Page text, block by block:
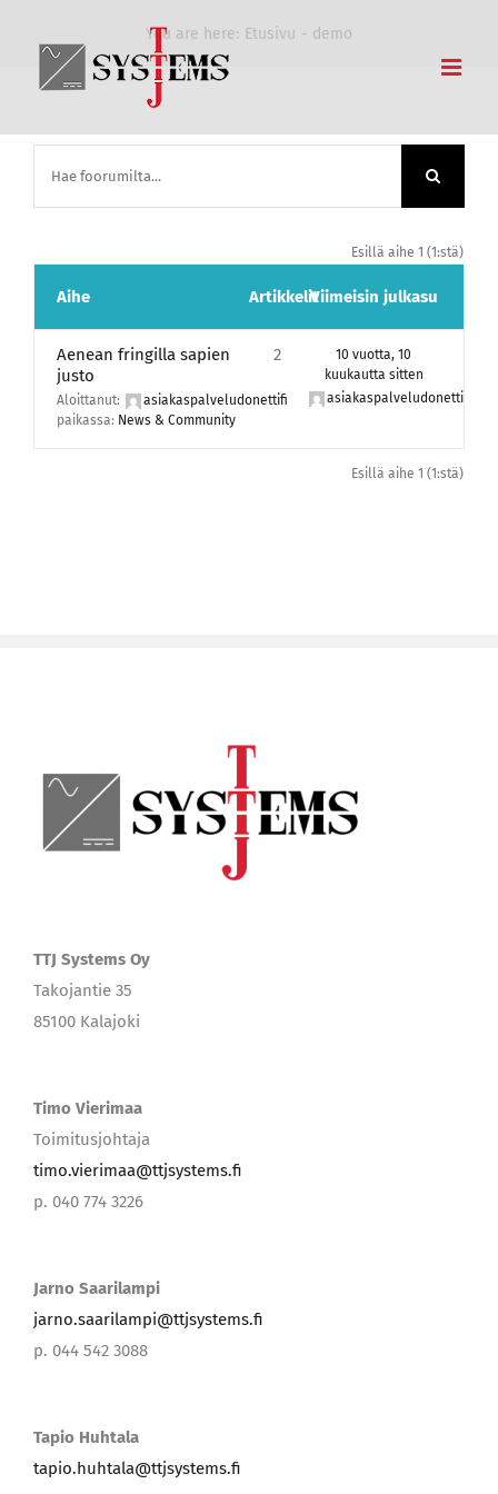
content
You are here: Etusivu demo
Esillä aihe 1 (1:stä)
Aihe ArtikkelitViimeisin julkasu
Aenean fringilla sapien
justo
Aloittanut:
asiakaspalveludonettifi
paikassa: News & Community
2
10 vuotta, 10
kuukautta sitten
asiakaspalveludonettifi
Esillä aihe 1 (1:stä)
TTJ Systems Oy
Takojantie 35
85100 Kalajoki
Timo Vierimaa
Toimitusjohtaja
timo.vierimaa@ttjsystems.fi
p. 040 774 3226
Jarno Saarilampi
jarno.saarilampi@ttjsystems.fi
p. 044 542 3088
Tapio Huhtala
tapio.huhtala@ttjsystems.fi